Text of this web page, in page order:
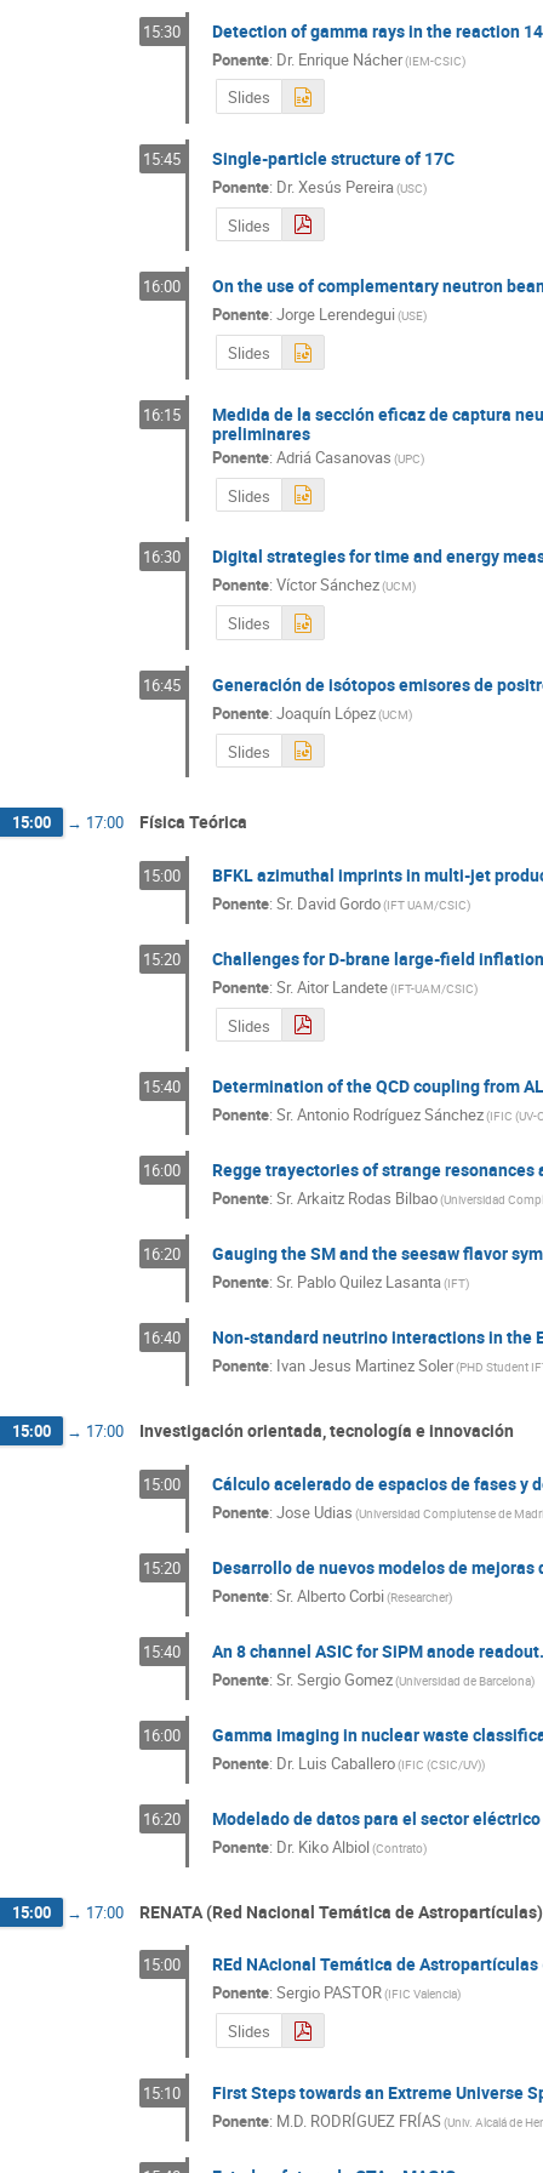
Maria Jose Garcia Borge
Mario Gómez
Mauricio Rodriguez Ramos
mehran zahiri
Miguel Molero González
Mª Jose Gracia Vidal mjgracia
Pablo Quílez Lasanta
Patricia Villar
Salvador Marti Garcia
Sandra Robles
Sergio Gomez Fernandez
Sonja Orrigo
Thomas Biekotter
Vicente Azcoiti
Xabier Marcano
Xavier Viñas
15:30 Detection of gamma rays in the reaction
Ponente: Dr. Enrique Nácher(IEM-CSIC)
Slides
15:45 Single-particle structure of 17C
Ponente: Dr.Xesús Pereira(USC)
Slides
16:00 On the use of complementary neutron
Ponente: Jorge Lerendegui(USE)
Slides
16:15
Medida de la sección eficaz de captura
preliminares
Ponente: Adriá Casanovas (UPC)
Slides
16:30 Digital strategies for time and energy
Ponente: Víctor Sánchez(UCM)
Slides
16:45 Generación de isótopos emisores de
Ponente: Joaquín López(UCM)
Slides
15:00 → 17:00 Física Teórica
15:00 BFKL azimuthal imprints in multi-jet
Ponente: Sr. David Gordo(IFT UAM/CSIC)
15:20 Challenges for D-brane large-field
Ponente: Sr.Aitor Landete(IFT-UAM/CSIC)
Slides
15:40 Determination of the QCD coupling from
Ponente: Sr.Antonio Rodríguez Sánchez(IFIC (UV-
16:00 Regge trayectories of strange
Ponente: Sr.Arkaitz Rodas Bilbao(Universidad
16:20 Gauging the SM and the seesaw flavor
Ponente: Sr. Pablo Quilez Lasanta(IFT)
16:40 Non-standard neutrino interactions in the
Ponente: Ivan Jesus Martinez Soler(PHD Student
15:00 → 17:00 Investigación orientada, tecnología e innovación
15:00 Cálculo acelerado de espacios de fases
Ponente: Jose Udias (Universidad Complutense de
15:20 Desarrollo de nuevos modelos de
Ponente: Sr.Alberto Corbi(Researcher)
15:40 An 8 channel ASIC for SiPM anode readout.
Ponente: Sr.Sergio Gomez(Universidad de Barcelona)
16:00 Gamma imaging in nuclear waste
Ponente: Dr. Luis Caballero(IFIC (CSIC/UV))
16:20 Modelado de datos para el sector
Ponente: Dr. Kiko Albiol(Contrato)
15:00 → 17:00 RENATA (Red Nacional Temática de Astropartículas)
15:00 REd NAcional Temática de Astropartículas
Ponente: Sergio PASTOR(IFIC Valencia)
Slides
15:10 First Steps towards an Extreme Universe
Ponente: M.D. RODRÍGUEZ FRÍAS(Univ. Alcalá de